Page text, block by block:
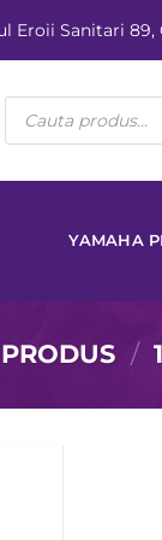
Eroii Sanitari
Products
search
YAMAHA
/